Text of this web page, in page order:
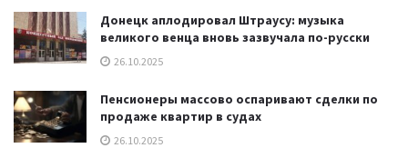
Донецк аплодировал Штраусу: музыка
великого венца вновь зазвучала по-русски
26.10.2025
Пенсионеры массово оспаривают сделки по
продаже квартир в судах
26.10.2025